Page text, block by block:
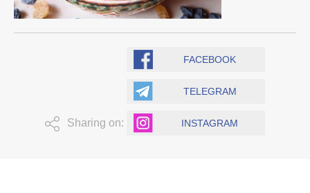
Sharing on:
FACEBOOK
TELEGRAM
INSTAGRAM